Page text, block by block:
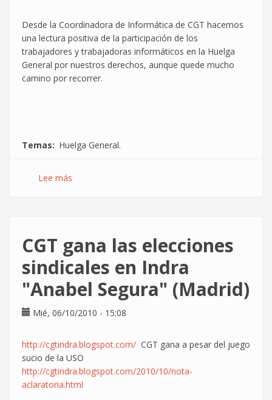
Desde la Coordinadora de Informática de CGT hacemos
una lectura positiva de la participación de los
trabajadores y trabajadoras informáticos en la Huelga
General por nuestros derechos, aunque quede mucho
camino por recorrer.
Temas Huelga General.
Lee más
Huelga
General:
Más
fuerza,
más
participación
CGT gana las elecciones
sindicales en Indra
"Anabel Segura" (Madrid)
Mié, 06/10/2010 - 15:08
http://cgtindra.blogspot.com/ CGT gana a pesar del juego
sucio de la USO
http://cgtindra.blogspot.com/2010/10/nota-
aclaratoria.html